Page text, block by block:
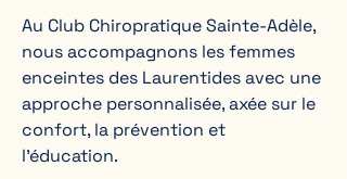
Au Club Chiropratique Sainte-Adèle,
nous accompagnons les femmes
enceintes des Laurentides avec une
approche personnalisée, axée sur le
confort, la prévention et
l’éducation.